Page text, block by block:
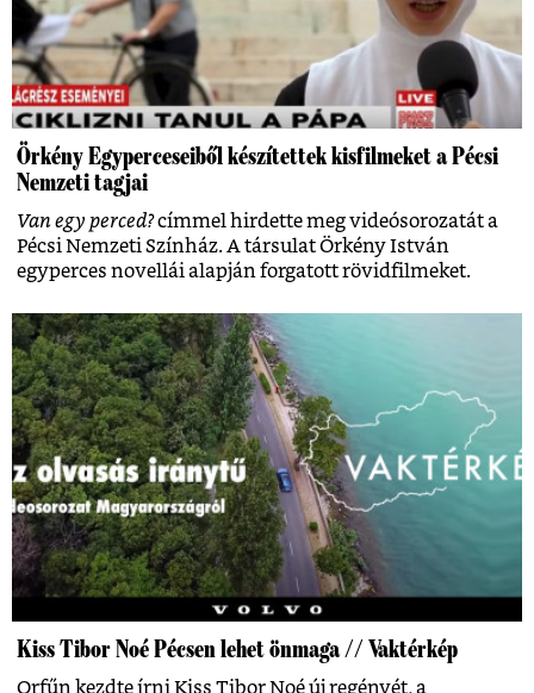
Örkény Egyperceseiből készítettek kisfilmeket a Pécsi
Nemzeti tagjai
Van egy perced?címmel hirdette meg videósorozatát a
Pécsi Nemzeti Színház. A társulat Örkény István
egyperces novellái alapján forgatott rövidfilmeket.
Kiss Tibor Noé Pécsen lehet önmaga // Vaktérkép
Orfűn kezdte írni Kiss Tibor Noé új regényét, a